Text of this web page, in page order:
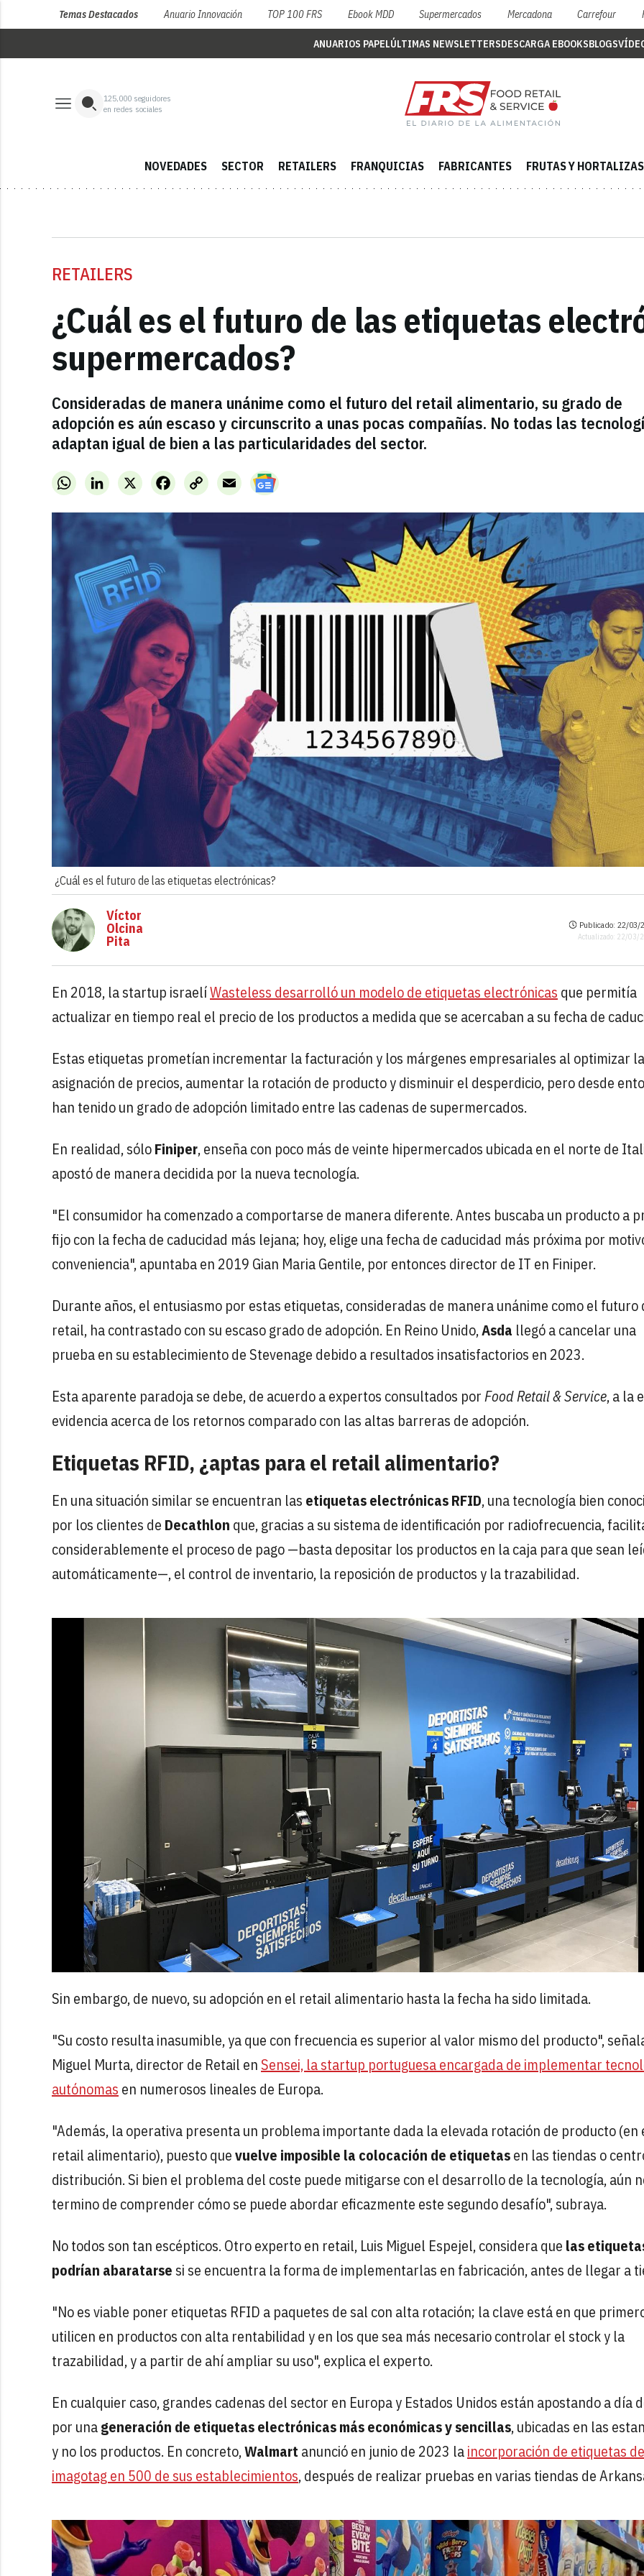
Temas Destacados Anuario Innovación TOP 100 FRS Ebook MDD Supermercados Mercadona Carrefour
ANUARIOS PAPELÚLTIMAS NEWSLETTERSDESCARGA EBOOKSBLOGS
125,000 seguidores
en redes sociales
NOVEDADES SECTOR RETAILERS FRANQUICIAS FABRICANTES FRUTAS Y HORTALIZAS
RETAILERS
¿Cuál es el futuro de las etiquetas
supermercados?
Consideradas de manera unánime como el futuro del retail alimentario, su grado de
adopción es aún escaso y circunscrito a unas pocas compañías. No todas las
adaptan igual de bien a las particularidades del sector.
WhatsAppLinkedInX FacebookCopy
Link
Email
¿Cuál es el futuro de las etiquetas electrónicas?
Víctor
Olcina
Pita
Publicado: 22/03/
Actualizado: 22/03/
En 2018, la startup israelíWasteless desarrolló un modelo de etiquetas electrónicas que permitía
actualizar en tiempo real el precio de los productos a medida que se acercaban a su fecha de
Estas etiquetas prometían incrementar la facturación y los márgenes empresariales al optimizar la
asignación de precios, aumentar la rotación de producto y disminuir el desperdicio, pero desde
han tenido un grado de adopción limitado entre las cadenas de supermercados.
En realidad, sóloFiniper, enseña con poco más de veinte hipermercados ubicada en el norte de
apostó de manera decidida por la nueva tecnología.
"El consumidor ha comenzado a comportarse de manera diferente. Antes buscaba un producto a
fijo con la fecha de caducidad más lejana; hoy, elige una fecha de caducidad más próxima por
conveniencia", apuntaba en 2019 Gian Maria Gentile, por entonces director de IT en Finiper.
Durante años, el entusiasmo por estas etiquetas, consideradas de manera unánime como el futuro
retail, ha contrastado con su escaso grado de adopción. En Reino Unido,Asda llegó a cancelar una
prueba en su establecimiento de Stevenage debido a resultados insatisfactorios en 2023.
Esta aparente paradoja se debe, de acuerdo a expertos consultados porFood Retail & Service, a la
evidencia acerca de los retornos comparado con las altas barreras de adopción.
Etiquetas RFID, ¿aptas para el retail alimentario?
En una situación similar se encuentran las etiquetas electrónicas RFID, una tecnología bien
por los clientes de Decathlon que, gracias a su sistema de identificación por radiofrecuencia,
considerablemente el proceso de pago —basta depositar los productos en la caja para que sean
automáticamente—, el control de inventario, la reposición de productos y la trazabilidad.
Sin embargo, de nuevo, su adopción en el retail alimentario hasta la fecha ha sido limitada.
"Su costo resulta inasumible, ya que con frecuencia es superior al valor mismo del producto",
Miguel Murta, director de Retail enSensei, la startup portuguesa encargada de implementar
autónomas en numerosos lineales de Europa.
"Además, la operativa presenta un problema importante dada la elevada rotación de producto (en
retail alimentario), puesto quevuelve imposible la colocación de etiquetasen las tiendas o
distribución. Si bien el problema del coste puede mitigarse con el desarrollo de la tecnología, aún
termino de comprender cómo se puede abordar eficazmente este segundo desafío", subraya.
No todos son tan escépticos. Otro experto en retail, Luis Miguel Espejel, considera que las
podrían abaratarse si se encuentra la forma de implementarlas en fabricación, antes de llegar a
"No es viable poner etiquetas RFID a paquetes de sal con alta rotación; la clave está en que
utilicen en productos con alta rentabilidad y en los que sea más necesario controlar el stock y la
trazabilidad, y a partir de ahí ampliar su uso", explica el experto.
En cualquier caso, grandes cadenas del sector en Europa y Estados Unidos están apostando a día
por unageneración de etiquetas electrónicas más económicas y sencillas, ubicadas en las
y no los productos. En concreto,Walmart anunció en junio de 2023 laincorporación de etiquetas
imagotag en 500 de sus establecimientos, después de realizar pruebas en varias tiendas de